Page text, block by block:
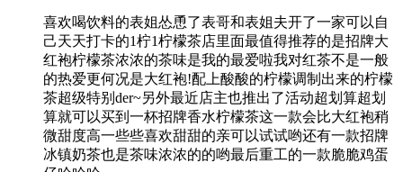
喜欢喝饮料的表姐怂恿了表哥和表姐夫开了一家可以自
己天天打卡的1柠1柠檬茶店里面最值得推荐的是招牌大
红袍柠檬茶浓浓的茶味是我的最爱啦我对红茶不是一般
的热爱更何况是大红袍!配上酸酸的柠檬调制出来的柠檬
茶超级特别der~另外最近店主也推出了活动超划算超划
算就可以买到一杯招牌香水柠檬茶这一款会比大红袍稍
微甜度高一些些喜欢甜甜的亲可以试试哟还有一款招牌
冰镇奶茶也是茶味浓浓的的哟最后重工的一款脆脆鸡蛋